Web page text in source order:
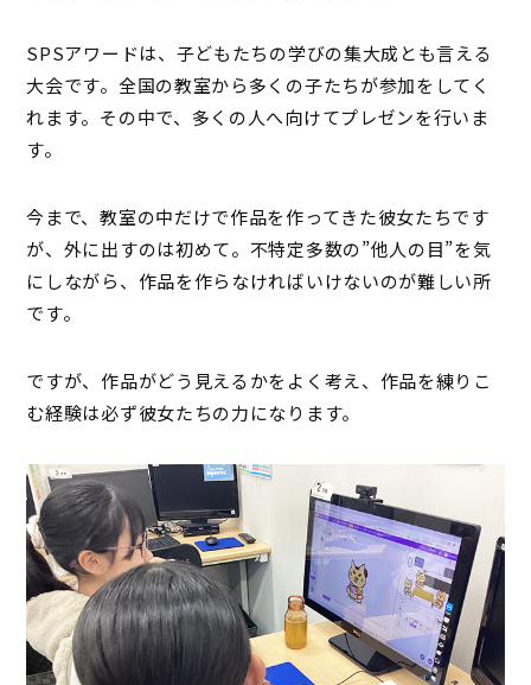
SPSアワードは、子どもたちの学びの集大成とも言える
大会です。全国の教室から多くの子たちが参加をしてく
れます。その中で、多くの人へ向けてプレゼンを行いま
す。
今まで、教室の中だけで作品を作ってきた彼女たちです
が、外に出すのは初めて。不特定多数の”他人の目”を気
にしながら、作品を作らなければいけないのが難しい所
です。
ですが、作品がどう見えるかをよく考え、作品を練りこ
む経験は必ず彼女たちの力になります。